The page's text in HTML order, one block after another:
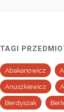
TAGI
Abakanowicz
Anuszkiewicz
Berdyszak